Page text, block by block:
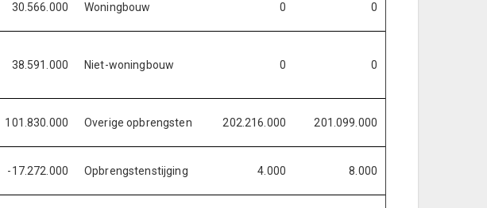
30.566.000 Woningbouw 0 0
38.591.000 Niet-woningbouw 0 0
101.830.000 Overige opbrengsten 202.216.000 201.099.000
-17.272.000 Opbrengstenstijging 4.000 8.000